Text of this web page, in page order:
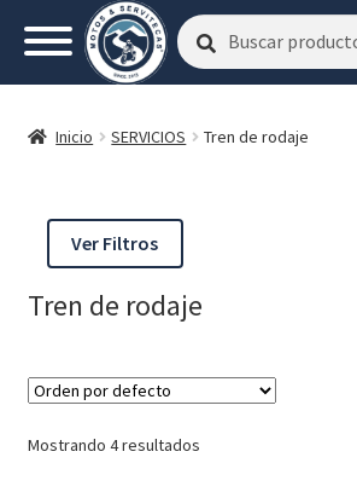
Buscar
por:
Buscar
Inicio SERVICIOS Tren de rodaje
Ver Filtros
Tren de rodaje
Mostrando 4 resultados